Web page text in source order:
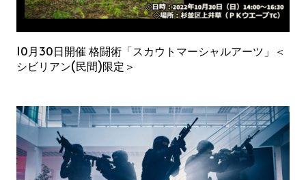
10月30日開催 格闘術「スカウトマーシャルアーツ」＜
シビリアン(民間)限定＞